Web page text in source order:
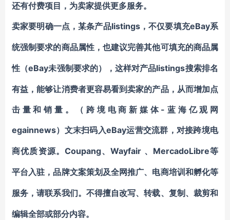
还有付费项目，为卖家提供更多服务。
卖家要明确一点，某条产品listings，不仅要填充eBay系
统强制要求的商品属性，也建议完善其他可填充的商品属
性 （eBay未强制要求的），这样对产品listings搜索排名
有益，能够让消费者更容易看到卖家的产品，从而增加点
击量和销量。（跨境电商新媒体-蓝海亿观网
egainnews）文末扫码入eBay运营交流群 ，对接跨境电
商优质资源。Coupang、Wayfair 、MercadoLibre等
平台入驻，品牌文案策划及全网推广、电商培训和孵化等
服务，请联系我们。不得擅自改写、转载、复制、裁剪和
编辑全部或部分内容。